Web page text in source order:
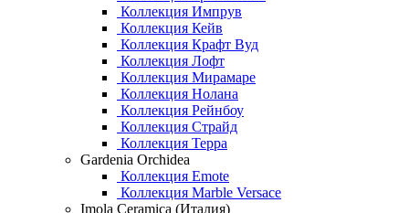
Коллекция Импрув
Коллекция Кейв
Коллекция Крафт Вуд
Коллекция Лофт
Коллекция Мирамаре
Коллекция Нолана
Коллекция Рейнбоу
Коллекция Страйд
Коллекция Терра
Gardenia Orchidea
Коллекция Emote
Коллекция Marble Versace
Imola Ceramica (Италия)